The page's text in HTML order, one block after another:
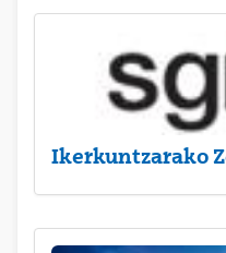
Ikerkuntzarako